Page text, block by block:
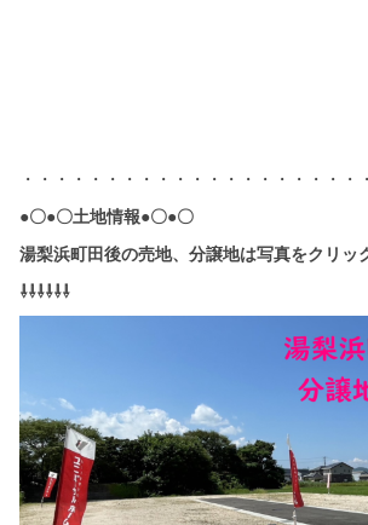
・・・・・・・・・・・・・・・・・・・・
●〇●〇土地情報●〇●〇
湯梨浜町田後の売地、分譲地は写真をクリッ
⇩⇩⇩⇩⇩⇩